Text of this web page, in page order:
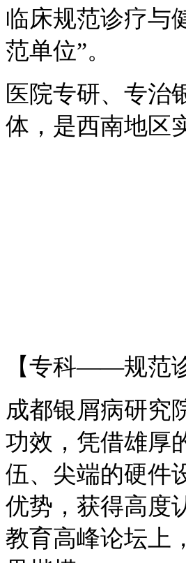
临床规范诊疗与
范单位”。
医院专研、专治
体，是西南地区
【专科——规范
成都银屑病研究
功效，凭借雄厚
伍、尖端的硬件
优势，获得高度
教育高峰论坛上